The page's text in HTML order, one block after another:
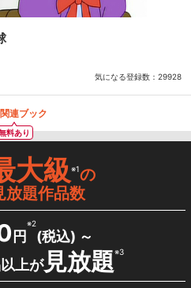
気になる登録数： 29928
料あり
関連ブック
大級※1の
放題作品数
円
※2
(税込) ～
上が見放題※3